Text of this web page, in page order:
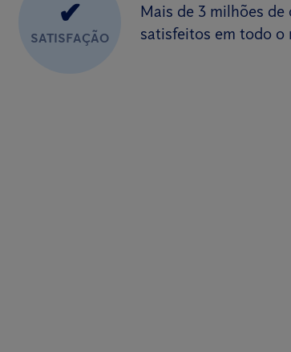
✔
SATISFAÇÃO
Mais de 3 milhões de
satisfeitos em todo o